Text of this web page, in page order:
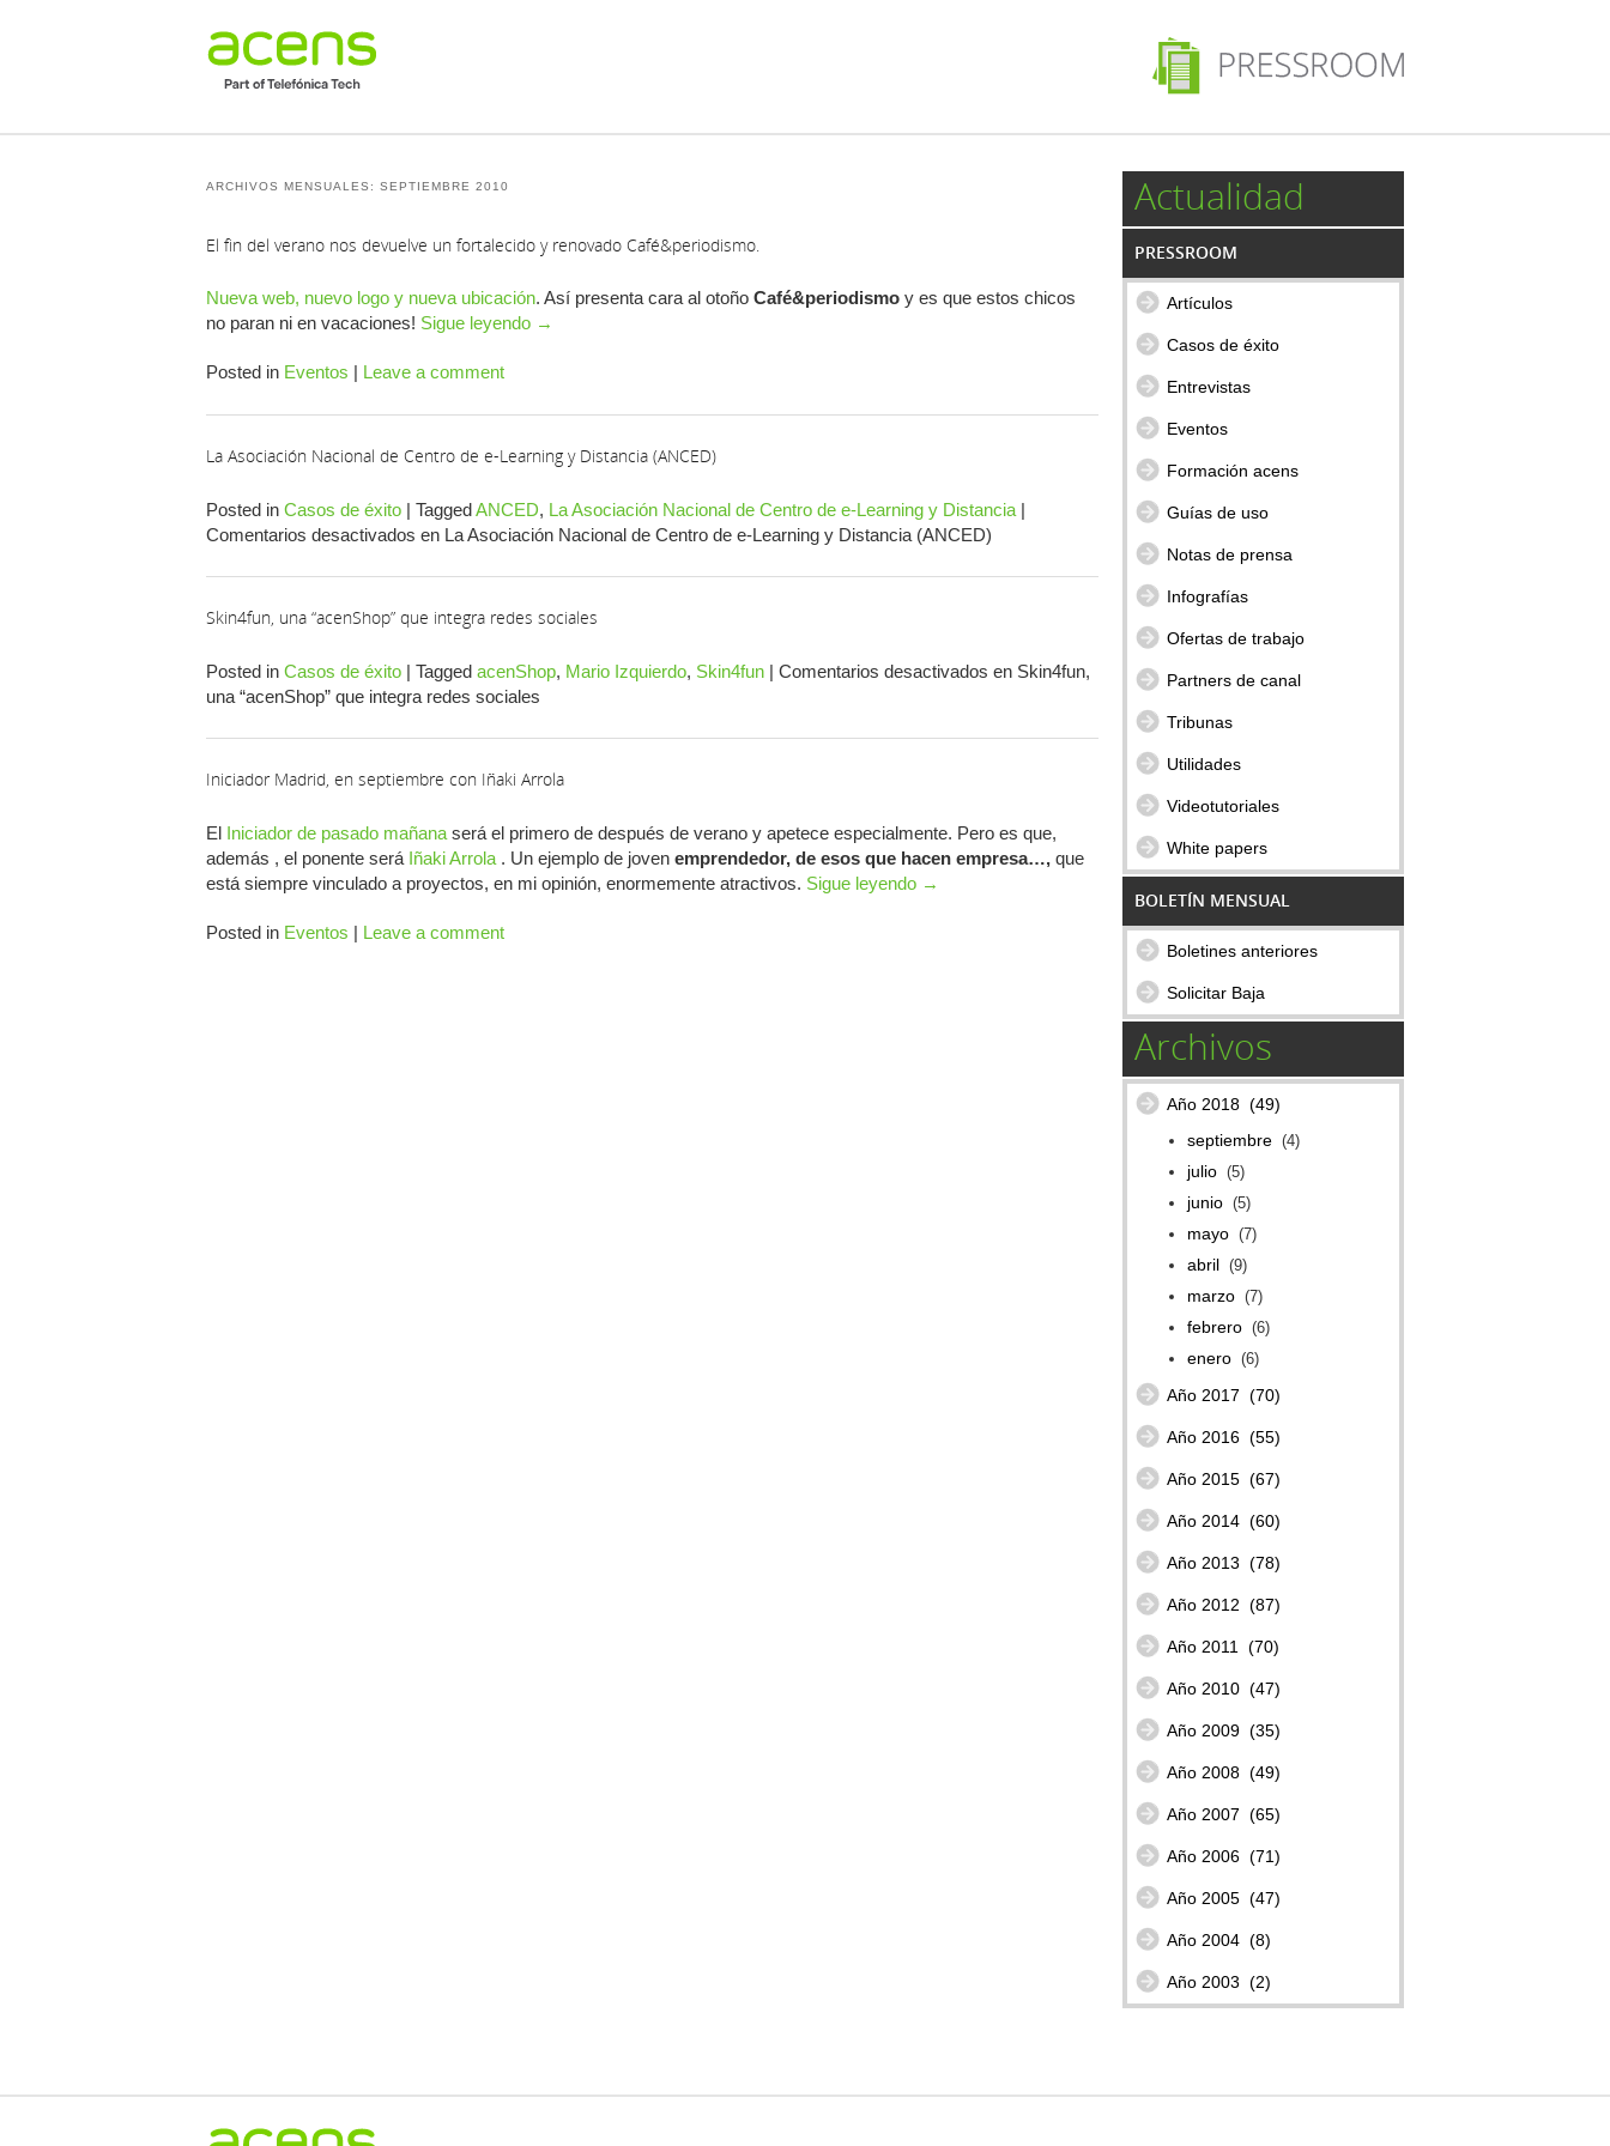
ARCHIVOS MENSUALES: SEPTIEMBRE 2010
El fin del verano nos devuelve un fortalecido y renovado Café&periodismo.
Nueva web, nuevo logo y nueva ubicación. Así presenta cara al otoño Café&periodismo y es que estos chicos
no paran ni en vacaciones! Sigue leyendo →
Posted in Eventos | Leave a comment
La Asociación Nacional de Centro de e-Learning y Distancia (ANCED)
Posted in Casos de éxito | TaggedANCED, La Asociación Nacional de Centro de e-Learning y Distancia |
Comentarios desactivados en La Asociación Nacional de Centro de e-Learning y Distancia (ANCED)
Skin4fun, una “acenShop” que integra redes sociales
Posted in Casos de éxito | Tagged acenShop, Mario Izquierdo, Skin4fun | Comentarios desactivados en Skin4fun,
una “acenShop” que integra redes sociales
Iniciador Madrid, en septiembre con Iñaki Arrola
El Iniciador de pasado mañana será el primero de después de verano y apetece especialmente. Pero es que,
además , el ponente será Iñaki Arrola . Un ejemplo de joven emprendedor, de esos que hacen empresa…, que
está siempre vinculado a proyectos, en mi opinión, enormemente atractivos. Sigue leyendo →
Posted in Eventos | Leave a comment
Actualidad
PRESSROOM
Artículos
Casos de éxito
Entrevistas
Eventos
Formación acens
Guías de uso
Notas de prensa
Infografías
Ofertas de trabajo
Partners de canal
Tribunas
Utilidades
Videotutoriales
White papers
BOLETÍN MENSUAL
Boletines anteriores
Solicitar Baja
Archivos
Año 2018 (49)
septiembre (4)
julio (5)
junio (5)
mayo (7)
abril (9)
marzo (7)
febrero (6)
enero (6)
Año 2017 (70)
Año 2016 (55)
Año 2015 (67)
Año 2014 (60)
Año 2013 (78)
Año 2012 (87)
Año 2011 (70)
Año 2010 (47)
Año 2009 (35)
Año 2008 (49)
Año 2007 (65)
Año 2006 (71)
Año 2005 (47)
Año 2004 (8)
Año 2003 (2)